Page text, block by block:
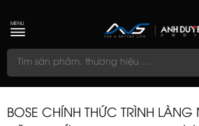
MENU
BOSE CHÍNH THỨC TRÌNH